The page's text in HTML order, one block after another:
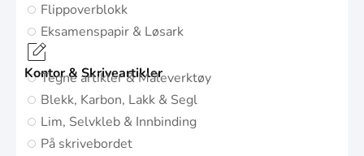
Flippoverblokk
Eksamenspapir & Løsark
Kontor & Skriveartikler
Tegne artikler & Måleverktøy
Blekk, Karbon, Lakk & Segl
Lim, Selvkleb & Innbinding
På skrivebordet